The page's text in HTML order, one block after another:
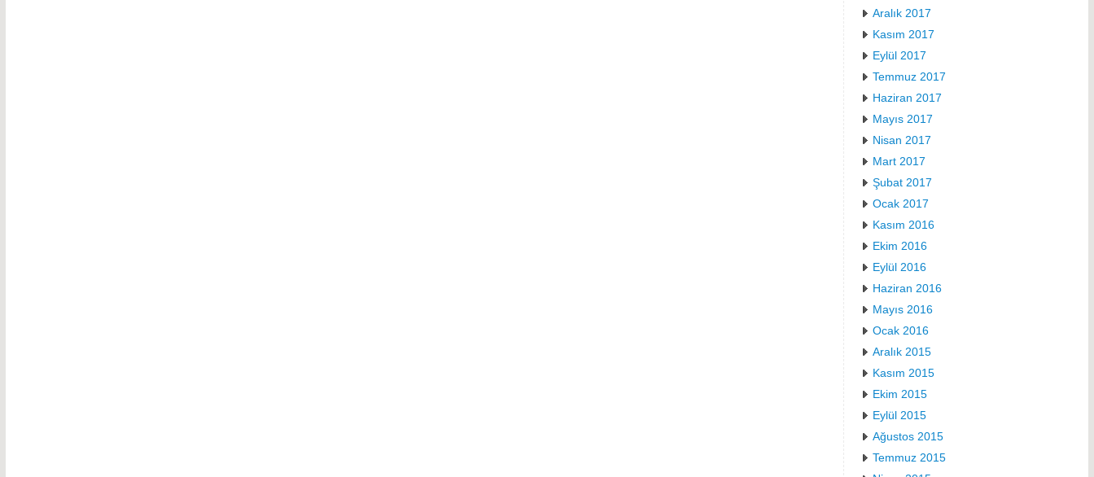
Aralık 2017
Kasım 2017
Eylül 2017
Temmuz 2017
Haziran 2017
Mayıs 2017
Nisan 2017
Mart 2017
Şubat 2017
Ocak 2017
Kasım 2016
Ekim 2016
Eylül 2016
Haziran 2016
Mayıs 2016
Ocak 2016
Aralık 2015
Kasım 2015
Ekim 2015
Eylül 2015
Ağustos 2015
Temmuz 2015